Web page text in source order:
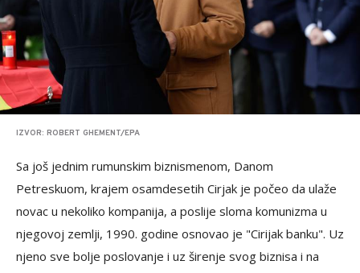
IZVOR: ROBERT GHEMENT/EPA
Sa još jednim rumunskim biznismenom, Danom
Petreskuom, krajem osamdesetih Cirjak je počeo da ulaže
novac u nekoliko kompanija, a poslije sloma komunizma u
njegovoj zemlji, 1990. godine osnovao je "Cirijak banku". Uz
njeno sve bolje poslovanje i uz širenje svog biznisa i na